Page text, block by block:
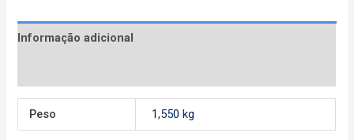
Informação adicional
Peso 1,550 kg